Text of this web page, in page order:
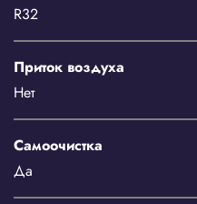
R32
Приток воздуха
Нет
Самоочистка
Да